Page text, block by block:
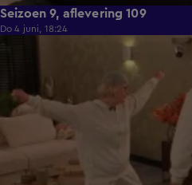
Seizoen 9, aflevering 109
Do 4 juni, 18:24